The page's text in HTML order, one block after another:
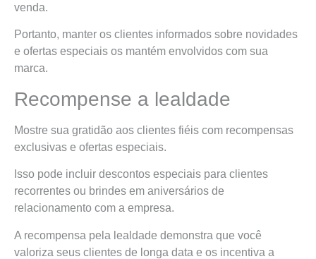
venda.
Portanto, manter os clientes informados sobre novidades
e ofertas especiais os mantém envolvidos com sua
marca.
Recompense a lealdade
Mostre sua gratidão aos clientes fiéis com recompensas
exclusivas e ofertas especiais.
Isso pode incluir descontos especiais para clientes
recorrentes ou brindes em aniversários de
relacionamento com a empresa.
A recompensa pela lealdade demonstra que você
valoriza seus clientes de longa data e os incentiva a